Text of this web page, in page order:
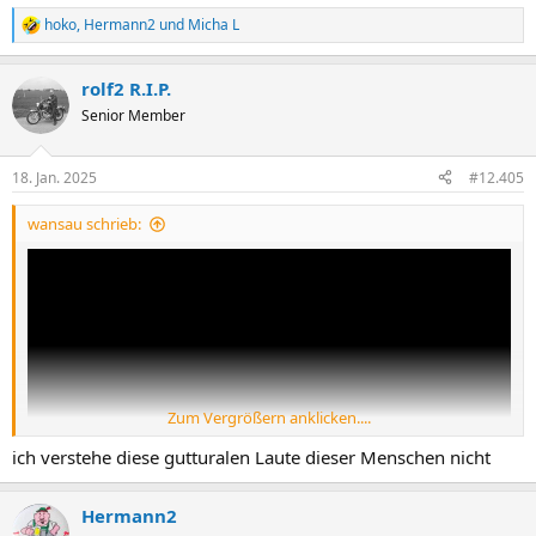
R
e
k
t
i
e
n
hoko, Hermann2 und Micha L
rolf2 R.I.P.
Senior Member
18. Jan. 2025 #12.405
wansau schrieb:
Zum Vergrößern anklicken....
ich verstehe diese gutturalen Laute dieser Menschen nicht
Hermann2